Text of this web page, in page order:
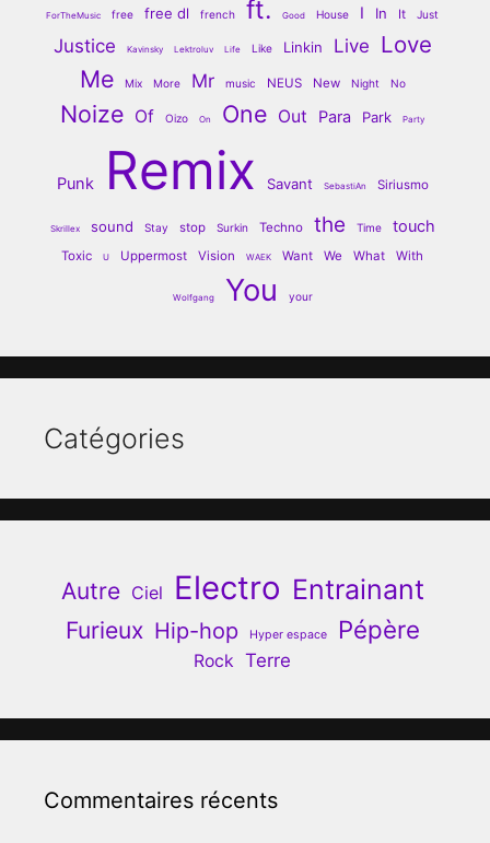
ForTheMusic free free dl french ft. Good House I In It Just
Justice Kavinsky Lektroluv Life Like Linkin Live Love
Me Mix More Mr music NEUS New Night No
Noize Of Oizo On One Out Para Park Party
Punk Remix Savant SebastiAn Siriusmo
Skrillex sound Stay stop Surkin Techno the Time touch
Toxic U Uppermost Vision WAEK Want We What With
Wolfgang You your
Catégories
Autre Ciel Electro Entrainant
Furieux Hip-hop Hyper espace Pépère
Rock Terre
Commentaires récents